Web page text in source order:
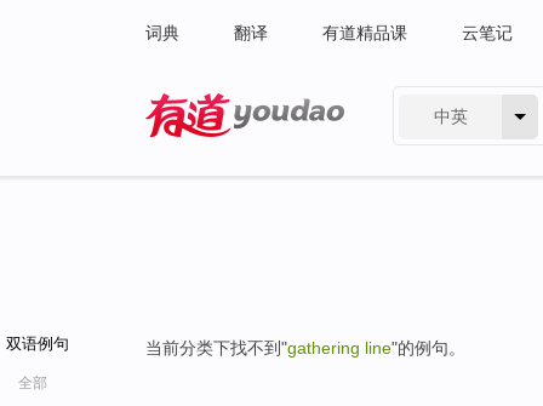
词典 翻译 有道精品课 云笔记
中英
双语例句
全部
当前分类下找不到"gathering line"的例句。